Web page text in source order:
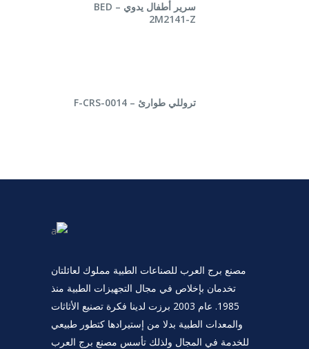
سرير أطفال يدوي – BED
2M2141-Z
تروللي طوارئ – F-CRS-0014
مصنع برج العرب للصناعات الطبية مملوك لعائلتان
تخدمان بإخلاص في مجال التجهيزات الطبية منذ
1985. عام 2003 برزت لدينا فكرة تصنيع الأثاثات
والمعدات الطبية بدلا من إستيرادها كتطور طبيعي
للخدمة في المجال ولذلك تأسس مصنع برج العرب